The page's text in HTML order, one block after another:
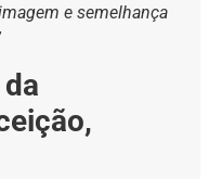
e semelhança